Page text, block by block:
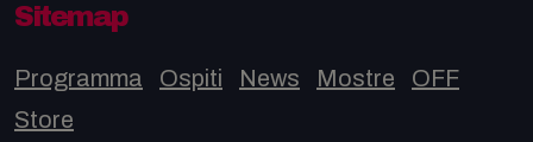
Sitemap
Programma Ospiti News Mostre
OFF
Store